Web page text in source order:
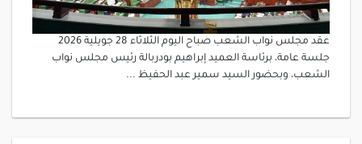
عقد مجلس نواب الشعب صباح اليوم الثلاثاء 28 جويلية 2026
جلسة عامة، برئاسة العميد إبراهيم بودربالة رئيس مجلس نواب
الشعب، وبحضور السيد سمير عبد الحفيظ ...